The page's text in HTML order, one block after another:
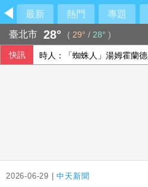
最新 熱門 專題
臺北市 28° ( 29° / 28° )
快訊 時人：「蜘蛛人」湯姆霍蘭
2026-06-29 |中天新聞